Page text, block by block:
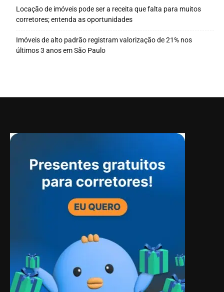
Locação de imóveis pode ser a receita que falta para muitos
corretores; entenda as oportunidades
Imóveis de alto padrão registram valorização de 21% nos
últimos 3 anos em São Paulo